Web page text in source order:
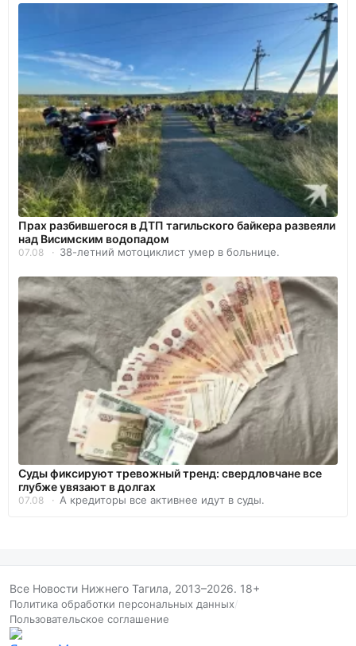
Прах разбившегося в ДТП тагильского байкера развеяли
над Висимским водопадом
07.08 38-летний мотоциклист умер в больнице.
Суды фиксируют тревожный тренд: свердловчане все
глубже увязают в долгах
07.08 А кредиторы все активнее идут в суды.
Все Новости Нижнего Тагила, 2013–2026. 18+
Политика обработки персональных данных/
Пользовательское соглашение